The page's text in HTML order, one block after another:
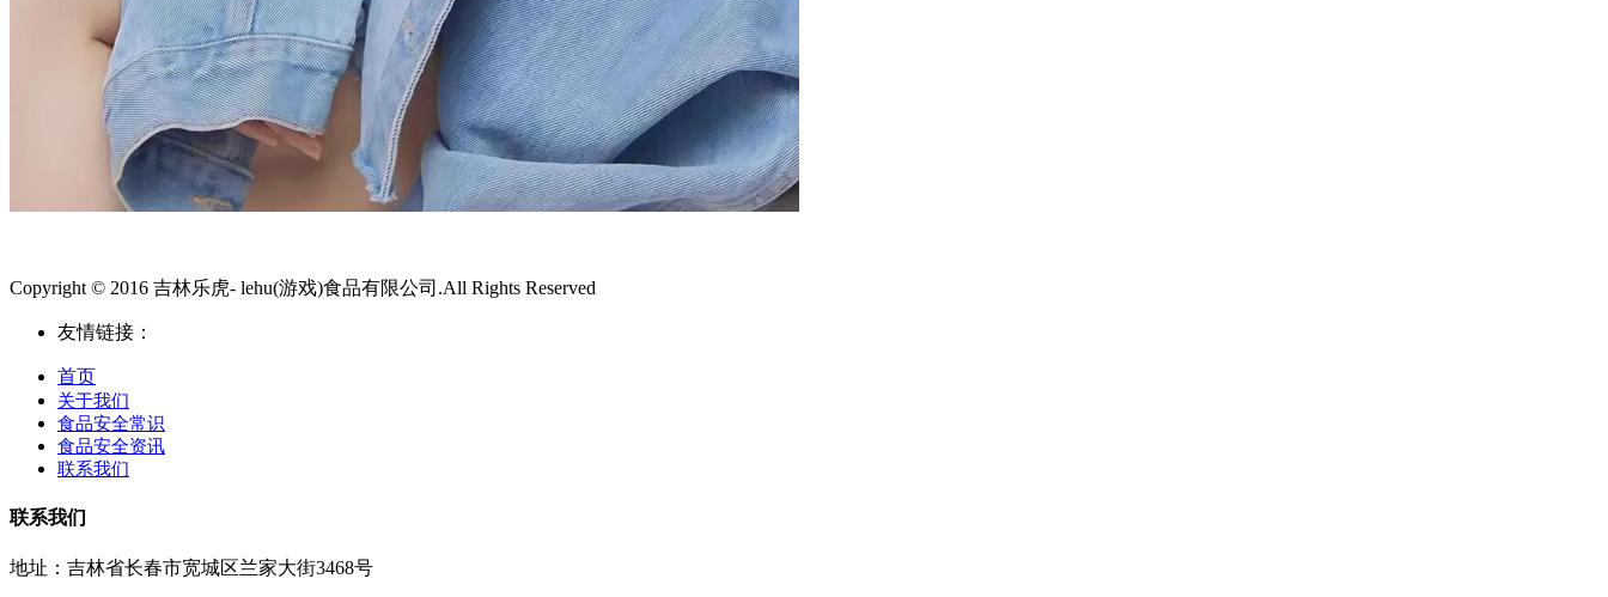
Copyright © 2016 吉林乐虎- lehu(游戏)食品有限公司.All Rights Reserved
友情链接：
首页
关于我们
食品安全常识
食品安全资讯
联系我们
联系我们
地址：吉林省长春市宽城区兰家大街3468号